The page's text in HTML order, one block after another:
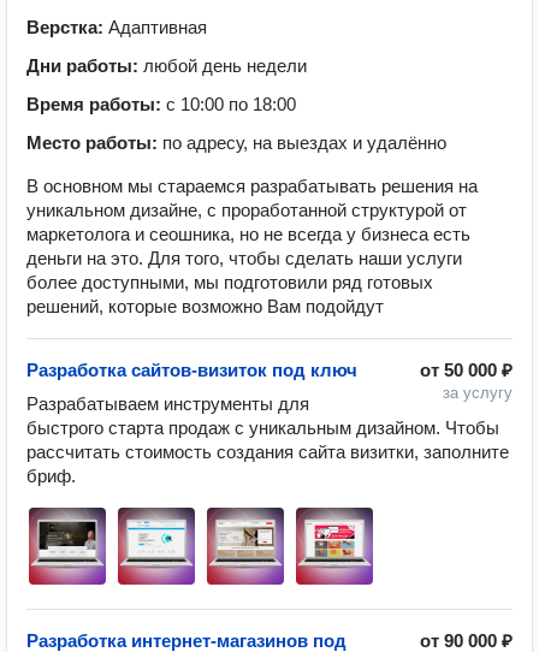
Верстка: Адаптивная
Дни работы: любой день недели
Время работы: с 10:00 по 18:00
Место работы: по адресу, на выездах и удалённо
В основном мы стараемся разрабатывать решения на
уникальном дизайне, с проработанной структурой от
маркетолога и сеошника, но не всегда у бизнеса есть
деньги на это. Для того, чтобы сделать наши услуги
более доступными, мы подготовили ряд готовых
решений, которые возможно Вам подойдут
от 50 000 ₽
за услугу
Разработка сайтов-визиток под ключ
Разрабатываем инструменты для
быстрого старта продаж с уникальным дизайном. Чтобы
рассчитать стоимость создания сайта визитки, заполните
бриф.
от 90 000 ₽
Разработка интернет-магазинов под